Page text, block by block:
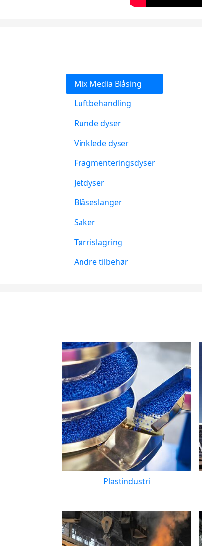
Mix Media Blåsing
Luftbehandling
Runde dyser
Vinklede dyser
Fragmenteringsdyser
Jetdyser
Blåseslanger
Saker
Tørrislagring
Andre tilbehør
Plastindustri